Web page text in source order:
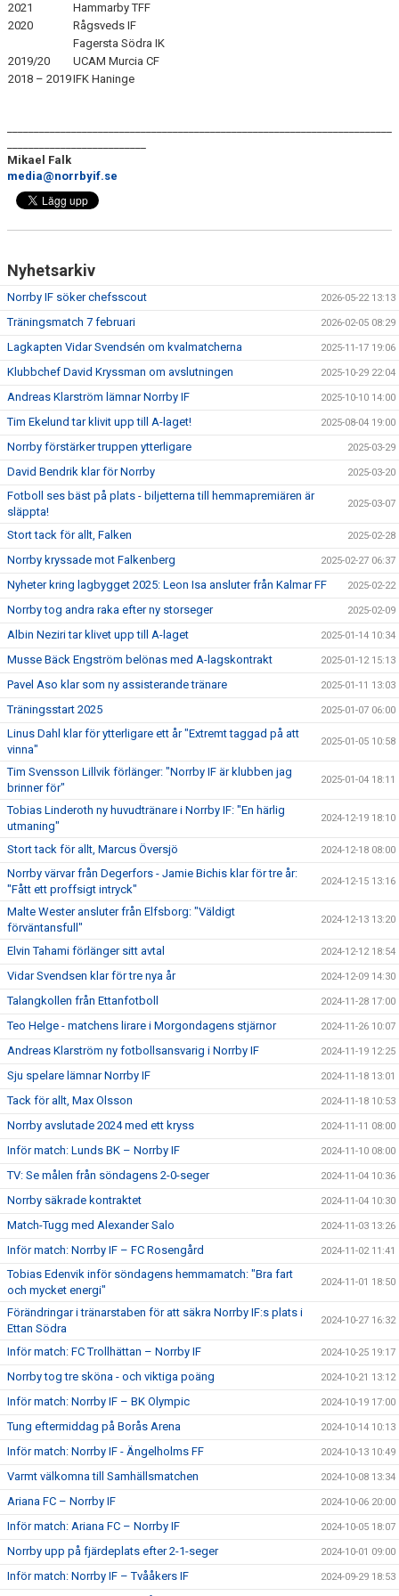
2021
Hammarby TFF
2020
Rågsveds IF
Fagersta Södra IK
2019/20
UCAM Murcia CF
2018 – 2019IFK Haninge
Mikael Falk
media@norrbyif.se
Nyhetsarkiv
Norrby IF söker chefsscout 2026-05-22 13:13
Träningsmatch 7 februari 2026-02-05 08:29
Lagkapten Vidar Svendsén om kvalmatcherna 2025-11-17 19:06
Klubbchef David Kryssman om avslutningen 2025-10-29 22:04
Andreas Klarström lämnar Norrby IF 2025-10-10 14:00
Tim Ekelund tar klivit upp till A-laget! 2025-08-04 19:00
Norrby förstärker truppen ytterligare 2025-03-29
David Bendrik klar för Norrby 2025-03-20
Fotboll ses bäst på plats - biljetterna till hemmapremiären är
släppta!
2025-03-07
Stort tack för allt, Falken 2025-02-28
Norrby kryssade mot Falkenberg 2025-02-27 06:37
Nyheter kring lagbygget 2025: Leon Isa ansluter från Kalmar FF 2025-02-22
Norrby tog andra raka efter ny storseger 2025-02-09
Albin Neziri tar klivet upp till A-laget 2025-01-14 10:34
Musse Bäck Engström belönas med A-lagskontrakt 2025-01-12 15:13
Pavel Aso klar som ny assisterande tränare 2025-01-11 13:03
Träningsstart 2025 2025-01-07 06:00
Linus Dahl klar för ytterligare ett år "Extremt taggad på att
vinna"
2025-01-05 10:58
Tim Svensson Lillvik förlänger: "Norrby IF är klubben jag
brinner för"
2025-01-04 18:11
Tobias Linderoth ny huvudtränare i Norrby IF: "En härlig
utmaning"
2024-12-19 18:10
Stort tack för allt, Marcus Översjö 2024-12-18 08:00
Norrby värvar från Degerfors - Jamie Bichis klar för tre år:
"Fått ett proffsigt intryck"
2024-12-15 13:16
Malte Wester ansluter från Elfsborg: "Väldigt
förväntansfull"
2024-12-13 13:20
Elvin Tahami förlänger sitt avtal 2024-12-12 18:54
Vidar Svendsen klar för tre nya år 2024-12-09 14:30
Talangkollen från Ettanfotboll 2024-11-28 17:00
Teo Helge - matchens lirare i Morgondagens stjärnor 2024-11-26 10:07
Andreas Klarström ny fotbollsansvarig i Norrby IF 2024-11-19 12:25
Sju spelare lämnar Norrby IF 2024-11-18 13:01
Tack för allt, Max Olsson 2024-11-18 10:53
Norrby avslutade 2024 med ett kryss 2024-11-11 08:00
Inför match: Lunds BK – Norrby IF 2024-11-10 08:00
TV: Se målen från söndagens 2-0-seger 2024-11-04 10:36
Norrby säkrade kontraktet 2024-11-04 10:30
Match-Tugg med Alexander Salo 2024-11-03 13:26
Inför match: Norrby IF – FC Rosengård 2024-11-02 11:41
Tobias Edenvik inför söndagens hemmamatch: "Bra fart
och mycket energi"
2024-11-01 18:50
Förändringar i tränarstaben för att säkra Norrby IF:s plats i
Ettan Södra
2024-10-27 16:32
Inför match: FC Trollhättan – Norrby IF 2024-10-25 19:17
Norrby tog tre sköna - och viktiga poäng 2024-10-21 13:12
Inför match: Norrby IF – BK Olympic 2024-10-19 17:00
Tung eftermiddag på Borås Arena 2024-10-14 10:13
Inför match: Norrby IF - Ängelholms FF 2024-10-13 10:49
Varmt välkomna till Samhällsmatchen 2024-10-08 13:34
Ariana FC – Norrby IF 2024-10-06 20:00
Inför match: Ariana FC – Norrby IF 2024-10-05 18:07
Norrby upp på fjärdeplats efter 2-1-seger 2024-10-01 09:00
Inför match: Norrby IF – Tvååkers IF 2024-09-29 18:53